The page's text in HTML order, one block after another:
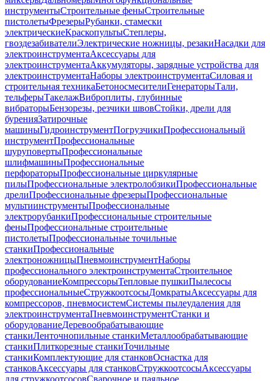
инструментыСтроительные феныСтроительные
пистолетыФрезерыРубанки, стамески
электрическиеКраскопультыСтеплеры,
гвоздезабивателиЭлектрические ножницы, резакиНасадки для
электроинструментаАксессуары для
электроинструментаАккумуляторы, зарядные устройства для
электроинструментаНаборы электроинструментаСиловая и
строительная техникаБетоносмесителиГенераторыТали,
тельферыТакелажВиброплиты, глубинные
вибраторыБензорезы, резчики швовСтойки, дрели для
буренияЗатирочные
машиныГидроинструментПогрузчикиПрофессиональный
инструментПрофессиональные
шуруповертыПрофессиональные
шлифмашиныПрофессиональные
перфораторыПрофессиональные циркулярные
пилыПрофессиональные электролобзикиПрофессиональные
дрелиПрофессиональные фрезерыПрофессиональные
мультиинструментыПрофессиональные
электрорубанкиПрофессиональные строительные
феныПрофессиональные строительные
пистолетыПрофессиональные точильные
станкиПрофессиональные
электроножницыПневмоинструментНаборы
профессионального электроинструментаСтроительное
оборудованиеКомпрессорыТепловые пушкиПылесосы
профессиональныеСтружкоотсосыДомкратыАксессуары для
компрессоров, пневмосистемСистемы пылеудаления для
электроинструментаПневмоинструментСтанки и
оборудованиеДеревообрабатывающие
станкиЛенточнопильные станкиМеталлообрабатывающие
станкиПлиткорезные станкиТочильные
станкиКомплектующие для станковОснастка для
станковАксессуары для станковСтружкоотсосыАксессуары
для стружкоотсосовСварочное и паяльное